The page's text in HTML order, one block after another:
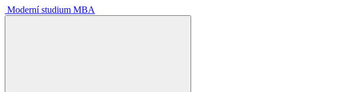
Moderní studium MBA